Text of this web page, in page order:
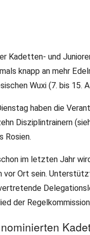
Bund hat die
Kadetten- und
knapp an mehr
Wuxi (7. bis 15.
haben die
Disziplintrainern
Rosien.
im letzten Jahr
vor Ort sein.
der